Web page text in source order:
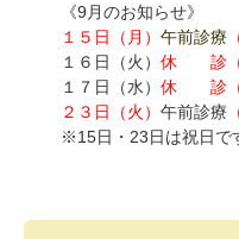
《9月のお知らせ》
１５日（月） 午前診療
１６日（火） 休 診（
１７日（水） 休 診（
２３日（火） 午前診療
※15日・23日は祝日で